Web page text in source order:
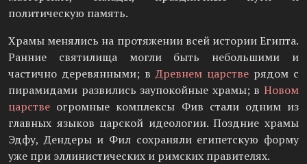
политическую память.
Храмы менялись на протяжении всей истории Египта.
Ранние святилища могли быть небольшими и
частично деревянными; вДревнем царстве рядом с
пирамидами развились заупокойные храмы; в Новом
царстве огромные комплексы Фив стали одним из
главных языков царской идеологии. Поздние храмы
Эдфу, Дендеры и Фил сохраняли египетскую форму
уже при эллинистических и римских правителях.